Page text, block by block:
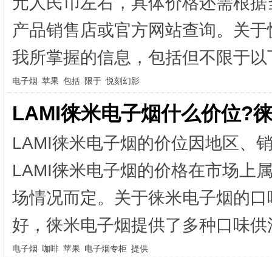
产品销售店或官方网站查询。关
我所掌握的信息，包括但不限于
电子烟 苹果 包括 限于 悦刻幻影
LAMI徕米电子烟什么价位?
LAMI徕米电子烟的价位因地区、
LAMI徕米电子烟的价格在市场上
场情况而定。关于徕米电子烟的
好，徕米电子烟提供了多种口味
电子烟 咖啡 苹果 电子烟专柜 提供